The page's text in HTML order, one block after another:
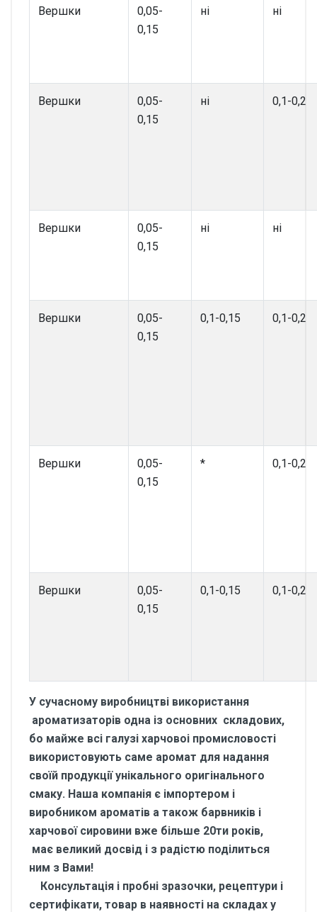
Вершки
0,05-
0,15
ні ні
Вершки
0,05-
0,15
ні 0,1-0,2
Вершки
0,05-
0,15
ні ні
Вершки
0,05-
0,15
0,1-0,15 0,1-0,2
Вершки
0,05-
0,15
* 0,1-0,2
Вершки
0,05-
0,15
0,1-0,15 0,1-0,2
У сучасному виробництві використання
ароматизаторів одна із основних складових,
бо майже всі галузі харчовоі промисловості
використовують саме аромат для надання
своїй продукції унікального оригінального
смаку. Наша компанія є імпортером і
виробником ароматів а також барвників і
харчової сировини вже більше 20ти років,
має великий досвід і з радістю поділиться
ним з Вами!
Консультація і пробні зразочки, рецептури і
сертифікати, товар в наявності на складах у